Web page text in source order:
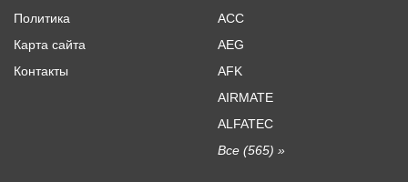
Политика
Карта сайта
Контакты
ACC
AEG
AFK
AIRMATE
ALFATEC
Все (565) »